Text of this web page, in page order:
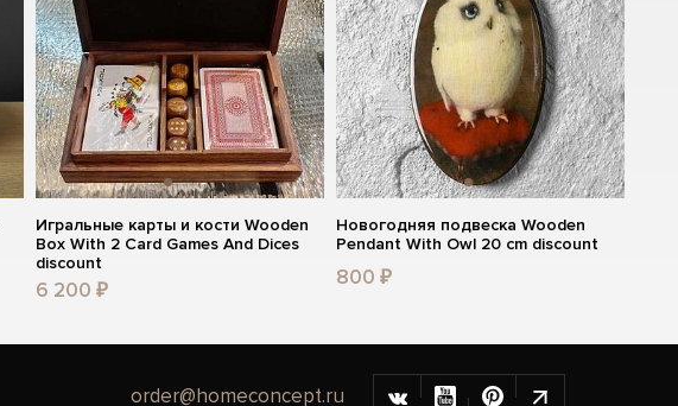
Игральные карты и кости Wooden
Box With 2 Card Games And Dices
discount
6 200 ₽
Новогодняя подвеска Wooden
Pendant With Owl 20 cm discount
800 ₽
order@homeconcept.ru